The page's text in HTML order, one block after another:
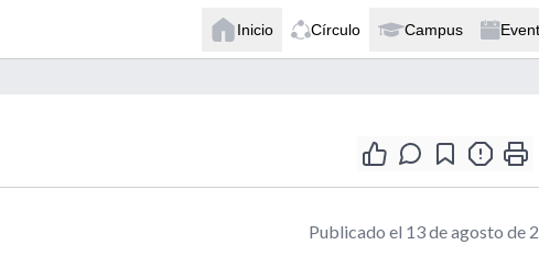
Inicio Círculo Campus
Publicado el 13 de agosto de